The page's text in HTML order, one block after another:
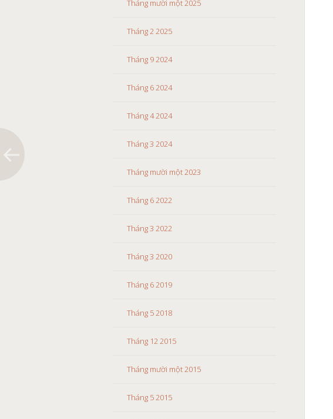
Tháng mười một 2025
Tháng 2 2025
Tháng 9 2024
Tháng 6 2024
Tháng 4 2024
Tháng 3 2024
Tháng mười một 2023
Tháng 6 2022
Tháng 3 2022
Tháng 3 2020
Tháng 6 2019
Tháng 5 2018
Tháng 12 2015
Tháng mười một 2015
Tháng 5 2015